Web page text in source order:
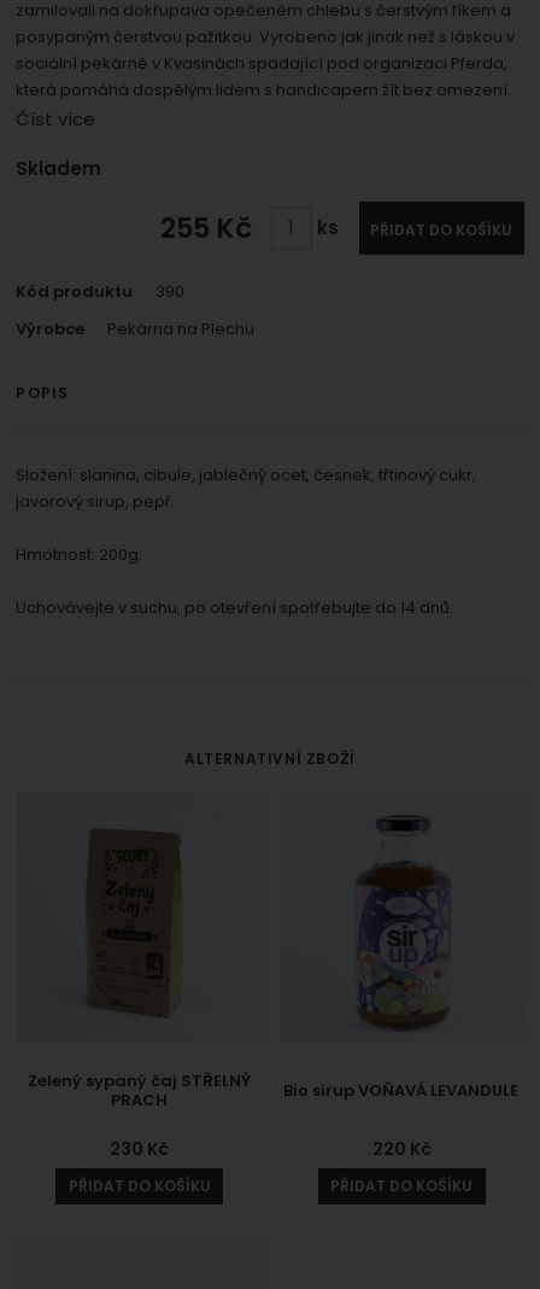
Povoleno
Zobrazit
Tyto cookies nám umožňují měření výkonu našeho webu i
našich reklamních kampaní. Jejich pomocí určujeme
počet návštěv a zdroje návštěv našich internetových
stránek. Data získaná pomocí těchto cookies
zpracováváme souhrnně a anonymně, takže nejsme
schopni identifikovat konkrétní uživatele našeho webu.
Marketingové
nevhodnou reklamou
abychom vám mohli zobrazit vhodné obsahy nebo
reklamy jak na našich stránkách, tak na stránkách třetích
zamilovali na dokřupava opečeném chlebu s čerstvým fíkem a
posypaným čerstvou pažitkou. Vyrobeno jak jinak než s láskou v
sociální pekárně v Kvasinách spadající pod organizaci Pferda,
která pomáhá dospělým lidem s handicapem žít bez omezení.
Číst více
Dostupnost:
Skladem
255 Kč ks PŘIDAT DO KOŠÍKU
Kód produktu
390
Výrobce
Pekárna na Plechu
POPIS
Složení: slanina, cibule, jablečný ocet, česnek, třtinový cukr,
javorový sirup, pepř.
Hmotnost: 200g.
Uchovávejte v suchu, po otevření spotřebujte do 14 dnů.
ALTERNATIVNÍ ZBOŽÍ
Zelený sypaný čaj STŘELNÝ
PRACH
230 Kč
PŘIDAT DO KOŠÍKU
Bio sirup VOŇAVÁ LEVANDULE
220 Kč
PŘIDAT DO KOŠÍKU